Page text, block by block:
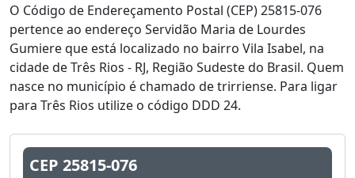
O Código de Endereçamento Postal (CEP) 25815-076
pertence ao endereço Servidão Maria de Lourdes
Gumiere que está localizado no bairro Vila Isabel, na
cidade de Três Rios - RJ, Região Sudeste do Brasil. Quem
nasce no município é chamado de trirriense. Para ligar
para Três Rios utilize o código DDD 24.
CEP 25815-076